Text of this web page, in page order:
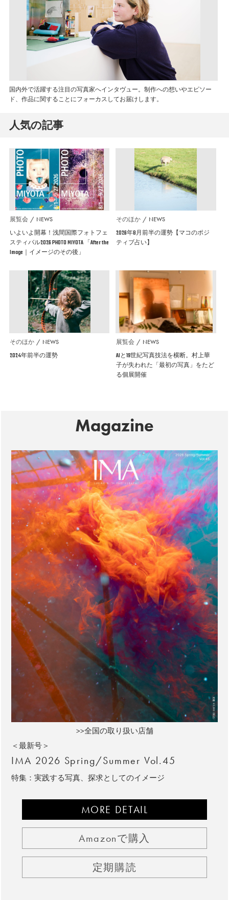
国内外で活躍する注目の写真家へインタヴュー。制作への想いやエピソー
ド、作品に関することにフォーカスしてお届けします。
人気の記事
展覧会 NEWS
いよいよ開幕！浅間国際フォトフェ
スティバル2026 PHOTO MIYOTA 「After the
Image｜イメージのその後」
そのほか NEWS
2026年8月前半の運勢【マコのポジ
ティブ占い】
そのほか NEWS
2024年前半の運勢
展覧会 NEWS
AIと19世紀写真技法を横断。村上華
子が失われた「最初の写真」をたど
る個展開催
Magazine
>>全国の取り扱い店舗
＜最新号＞
IMA 2026 Spring/Summer Vol.45
特集：実践する写真、探求としてのイメージ
MORE DETAIL
Amazonで購入
定期購読